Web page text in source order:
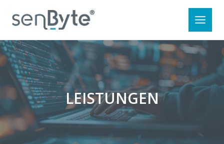
Inhalt
LEISTUNGEN